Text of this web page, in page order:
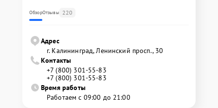
ОбзорОтзывы 220
Адрес
г. Калининград, Ленинский просп., 30
Контакты
+7 (800) 301-55-83
+7 (800) 301-55-83
Время работы
Работаем с 09:00 до 21:00